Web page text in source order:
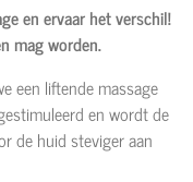
en ervaar het verschil!
mag worden.
een liftende massage
en wordt de
de huid steviger aan